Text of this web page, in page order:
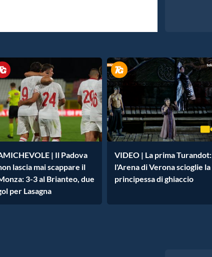
| Il Padova
lascia mai scappare il
3-3 al Brianteo, due
per Lasagna
VIDEO | La prima Turandot:
l'Arena di Verona scioglie la
principessa di ghiaccio